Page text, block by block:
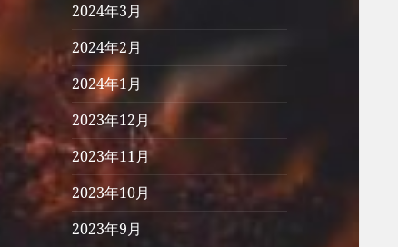
2024年3月
2024年2月
2024年1月
2023年12月
2023年11月
2023年10月
2023年9月